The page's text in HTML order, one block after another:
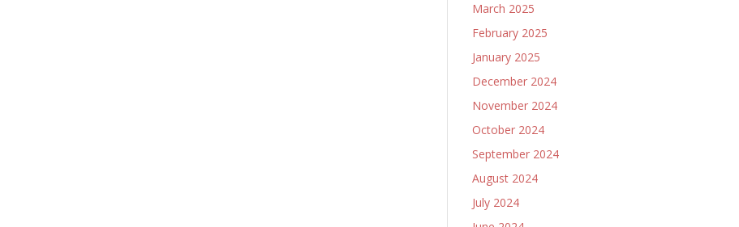
March 2025
February 2025
January 2025
December 2024
November 2024
October 2024
September 2024
August 2024
July 2024